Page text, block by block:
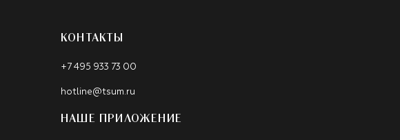
КОНТАКТЫ
+7 495 933 73 00
hotline@tsum.ru
НАШЕ ПРИЛОЖЕНИЕ